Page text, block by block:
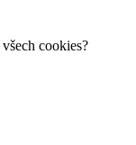
cookies?